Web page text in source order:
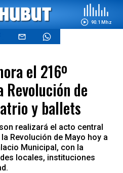
90.1 Mhz
el 216º
de
y ballets
realizará el acto central
Revolución de Mayo hoy a
Municipal, con la
locales, instituciones